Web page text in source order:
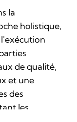
la
holistique,
de qualité,
et une
des
les